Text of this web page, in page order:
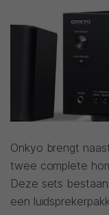
Onkyo brengt
twee complete
Deze sets
een